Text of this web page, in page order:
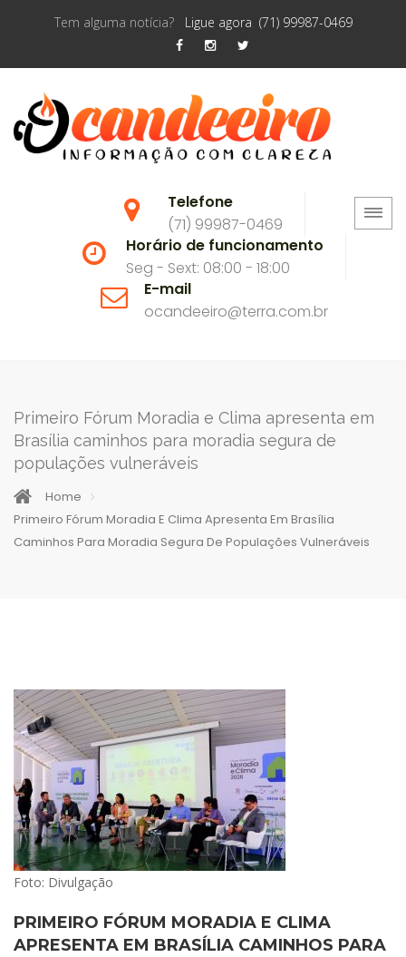
Tem alguma notícia? Ligue agora (71) 99987-0469
Telefone
(71) 99987-0469
Horário de funcionamento
Seg - Sext: 08:00 - 18:00
E-mail
ocandeeiro@terra.com.br
Primeiro Fórum Moradia e Clima apresenta em
Brasília caminhos para moradia segura de
populações vulneráveis
Home
Primeiro Fórum Moradia E Clima Apresenta Em Brasília
Caminhos Para Moradia Segura De Populações Vulneráveis
Foto: Divulgação
PRIMEIRO FÓRUM MORADIA E CLIMA
APRESENTA EM BRASÍLIA CAMINHOS PARA